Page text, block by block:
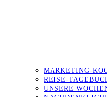
MARKETING-
REISE-
UNSERE